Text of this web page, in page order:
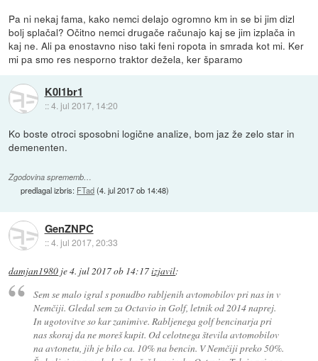
Pa ni nekaj fama, kako nemci delajo ogromno km in se bi jim dizl
bolj splačal? Očitno nemci drugače računajo kaj se jim izplača in
kaj ne. Ali pa enostavno niso taki feni ropota in smrada kot mi. Ker
mi pa smo res nesporno traktor dežela, ker šparamo
K0l1br1
::4. jul 2017, 14:20
Ko boste otroci sposobni logične analize, bom jaz že zelo star in
demenenten.
Zgodovina sprememb…
predlagal izbris: FTad(4. jul 2017 ob 14:48)
GenZNPC
::4. jul 2017, 20:33
damjan1980 je4. jul 2017 ob 14:17izjavil:
Sem se malo igral s ponudbo rabljenih avtomobilov pri nas in v
Nemčiji. Gledal sem za Octavio in Golf, letnik od 2014 naprej.
In ugotovitve so kar zanimive. Rabljenega golf bencinarja pri
nas skoraj da ne moreš kupit. Od celotnega števila avtomobilov
na avtonetu, jih je bilo ca. 10% na bencin. V Nemčiji preko 50%.